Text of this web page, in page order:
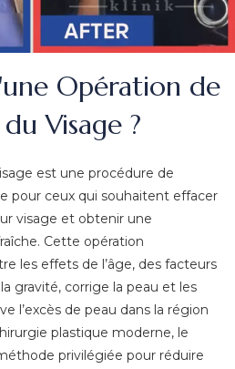
Opération de
Visage ?
est une procédure de
pour ceux qui souhaitent effacer
visage et obtenir une
Cette opération
les effets de l’âge, des facteurs
gravité, corrige la peau et les
l’excès de peau dans la région
plastique moderne, le
privilégiée pour réduire